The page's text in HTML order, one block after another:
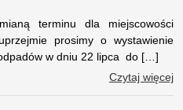
terminu dla miejscowości
prosimy o wystawienie
w dniu 22 lipca do […]
Czytaj więcej